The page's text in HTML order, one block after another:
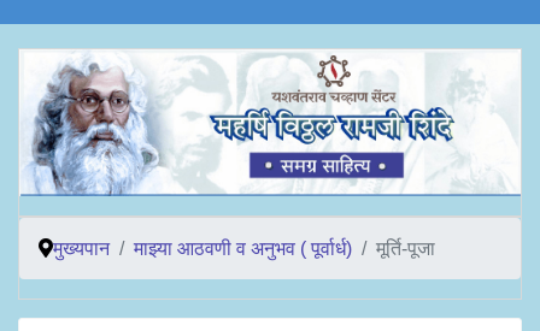
मुख्यपान माझ्या आठवणी व अनुभव ( पूर्वार्ध) मूर्ति-पूजा